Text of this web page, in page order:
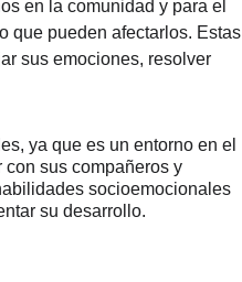
en la comunidad y para el
que pueden afectarlos. Estas
sus emociones, resolver
ya que es un entorno en el
sus compañeros y
socioemocionales
su desarrollo.